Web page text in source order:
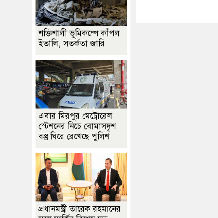
শক্তিশালী ভূমিকম্পে কাঁপল
ইতালি, সতর্কতা জারি
এবার মিরপুর মেট্রোরেল
স্টেশনের নিচে বোমাসদৃশ
বস্তু ঘিরে রেখেছে পুলিশ
প্রধানমন্ত্রী তারেক রহমানের